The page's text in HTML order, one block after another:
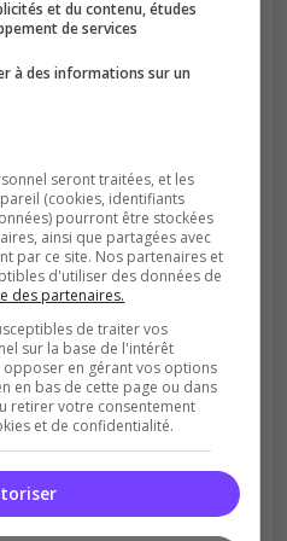
= plus de joueurs
possibles
des bonus aux
et du contenu, études
de services
à des informations sur un
seront traitées, et les
(cookies, identifiants
pourront être stockées
ainsi que partagées avec
par ce site. Nos partenaires et
d'utiliser des données de
des partenaires.
de traiter vos
sur la base de l'intérêt
opposer en gérant vos options
en bas de cette page ou dans
retirer votre consentement
et de confidentialité.